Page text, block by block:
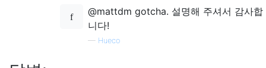
@mattdm gotcha. 설명해 주셔서 감사합
니다!
— Hueco